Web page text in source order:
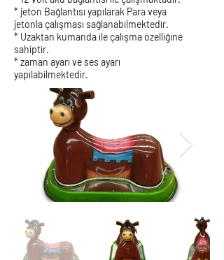
* jeton Bağlantısı yapılarak Para veya
jetonla çalışması sağlanabilmektedir.
* Uzaktan kumanda ile çalışma özelliğine
sahiptir.
* zaman ayarı ve ses ayarı
yapılabilmektedir.